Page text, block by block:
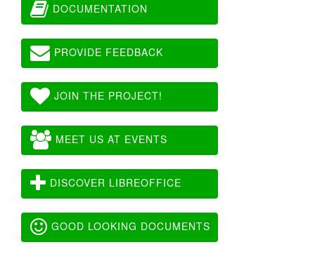
DOCUMENTATION
PROVIDE FEEDBACK
JOIN THE PROJECT!
MEET US AT EVENTS
DISCOVER LIBREOFFICE
GOOD LOOKING DOCUMENTS